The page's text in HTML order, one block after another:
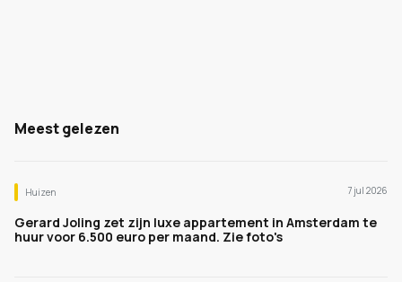
Meest gelezen
Huizen 7 jul 2026
Gerard Joling zet zijn luxe appartement in Amsterdam te
huur voor 6.500 euro per maand. Zie foto's